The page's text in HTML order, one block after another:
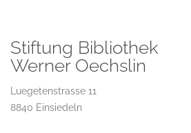
Stiftung Bibliothek
Werner Oechslin
Luegetenstrasse 11
8840 Einsiedeln